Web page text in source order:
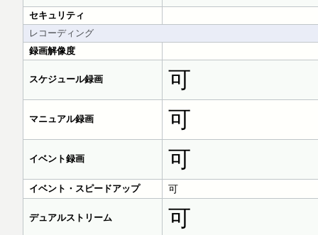
セキュリティ
レコーディング
録画解像度
スケジュール録画 可
マニュアル録画 可
イベント録画 可
イベント・スピードアップ 可
デュアルストリーム 可